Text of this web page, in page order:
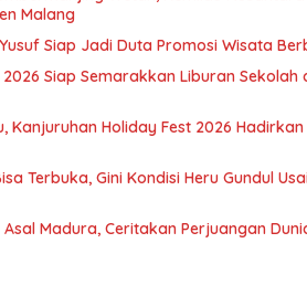
Malang
Siap Jadi Duta Promosi Wisata
Siap Semarakkan Liburan Sekolah
Kanjuruhan Holiday Fest 2026
Terbuka, Gini Kondisi Heru Gundul
Madura, Ceritakan Perjuangan